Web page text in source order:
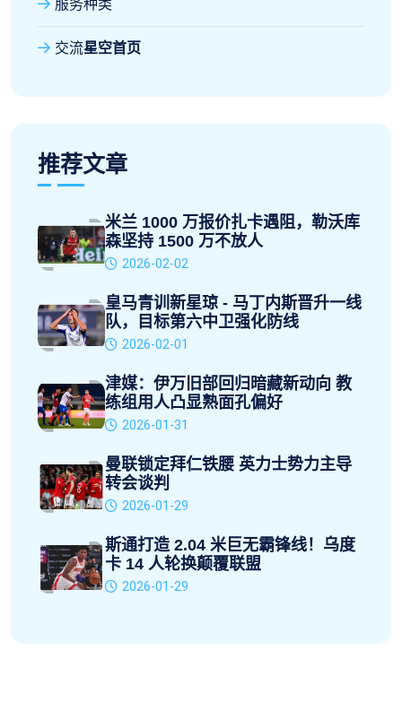
服务种类
交流星空首页
推荐文章
米兰 1000 万报价扎卡遇阻，勒沃库
森坚持 1500 万不放人
2026-02-02
皇马青训新星琼 - 马丁内斯晋升一线
队，目标第六中卫强化防线
2026-02-01
津媒：伊万旧部回归暗藏新动向 教
练组用人凸显熟面孔偏好
2026-01-31
曼联锁定拜仁铁腰 英力士势力主导
转会谈判
2026-01-29
斯通打造 2.04 米巨无霸锋线！乌度
卡 14 人轮换颠覆联盟
2026-01-29